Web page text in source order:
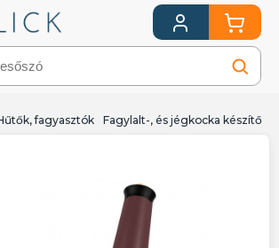
fagyasztók Fagylalt-, és jégkocka készítő